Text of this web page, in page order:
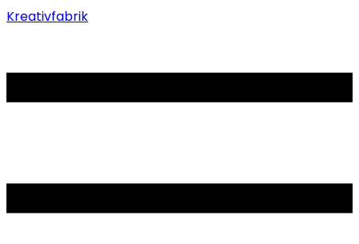
Kreativfabrik